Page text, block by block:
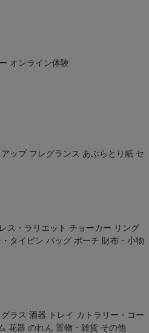
オンライン体験
アップ フレグランス あぶらとり紙 セ
ス・ラリエット チョーカー リング
タイピン バッグ ポーチ 財布・小物
ラス 酒器 トレイ カトラリー・コー
花器 のれん 置物・雑貨 その他